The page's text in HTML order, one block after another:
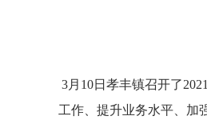
3月10日孝丰镇召开了
工作、提升业务水平、加